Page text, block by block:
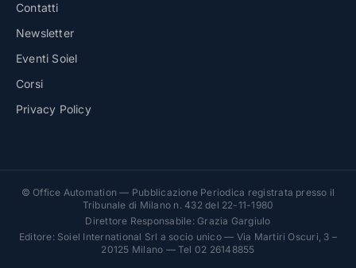
Contatti
Newsletter
Eventi Soiel
Corsi
Privacy Policy
© Office Automation — Pubblicazione Periodica registrata presso il
Tribunale di Milano n. 432 del 22-11-1980
Direttore Responsabile: Grazia Gargiulo
Editore: Soiel International Srl a socio unico — Via Martiri Oscuri, 3 –
20125 Milano — Tel 02 26148855